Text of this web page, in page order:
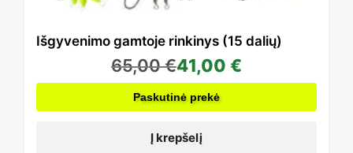
Išgyvenimo gamtoje rinkinys (15 dalių)
65,00€41,00 €
Paskutinė prekė
Į krepšelį